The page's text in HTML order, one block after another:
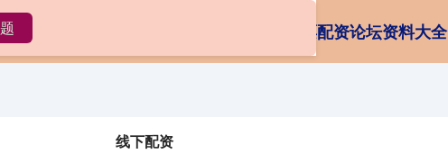
资查询网站 股票配资论坛资料大全
线下配资